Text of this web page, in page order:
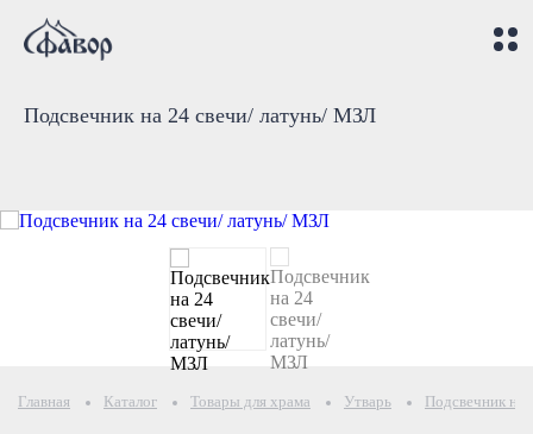
Подсвечник на 24 свечи/ латунь/ МЗЛ
Главная Каталог Товары для храма Утварь Подсвечник на